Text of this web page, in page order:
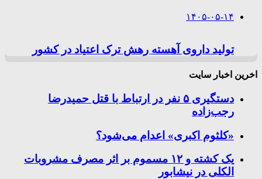
۱۴۰۵-۰۵-۱۴
تولید داروی آهسته رهش ترک اعتیاد در کشور
اخرین اخبار سایت
دستگیری ۵ نفر در ارتباط با قتل حمیدرضا
رجب‌زاده
«کلثوم اکبری» اعدام می‌شود؟
یک کشته و ۱۲ مسموم بر اثر مصرف مشروبات
الکلی در نیشابور